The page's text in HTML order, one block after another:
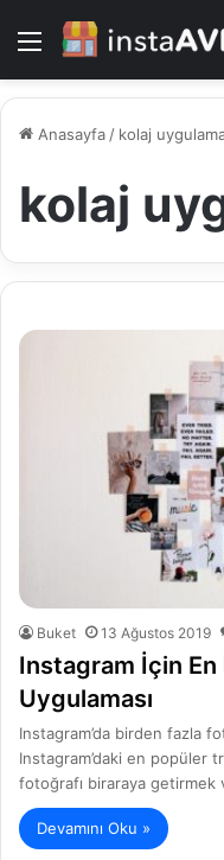
Menü
Anasayfa / kolaj
kolaj
Buket 13 Ağustos 2019
Instagram İçin
Uygulaması
Instagram’da birden fazla
Instagram’daki en popüler
fotoğrafı biraraya getirmek
Devamını Oku »